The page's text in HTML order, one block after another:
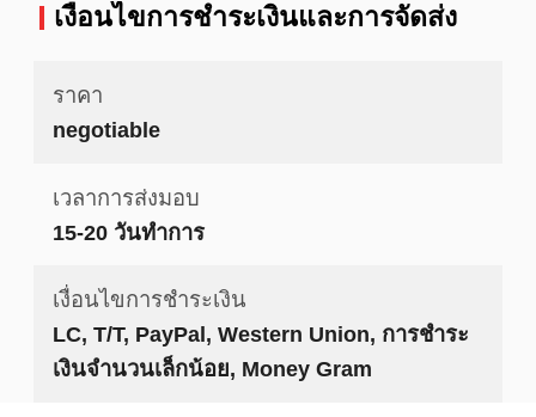
เงื่อนไขการชําระเงินและการจัดส่ง
ราคา
negotiable
เวลาการส่งมอบ
15-20 วันทำการ
เงื่อนไขการชำระเงิน
LC, T/T, PayPal, Western Union, การชำระ
เงินจำนวนเล็กน้อย, Money Gram